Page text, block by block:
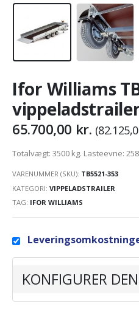
Ifor Williams
65.700,00 kr. (
Totalvægt: 3500 kg. Lasteevne:
VARENUMMER (SKU): TB5521-353
KATEGORI: VIPPELADSTRAILER
TAG: IFOR WILLIAMS
KONFIGURER